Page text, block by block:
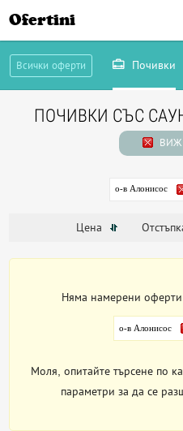
Ofertini
Всички оферти Почивки
ПОЧИВКИ СЪС
ВИЖ
о-в Алонисос
Цена
Няма намерени
о-в Алонисос
Моля, опитайте търсене по
параметри за да се